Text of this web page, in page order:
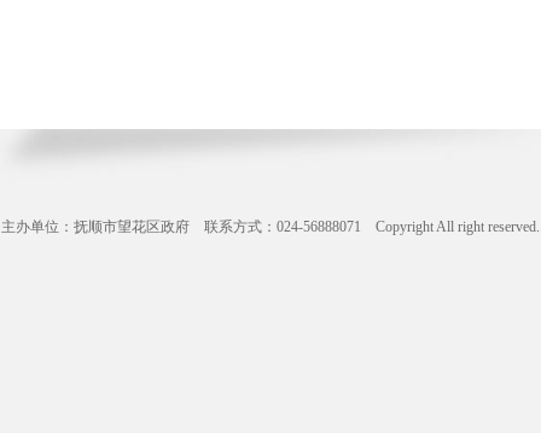
主办单位：抚顺市望花区政府 联系方式：024-56888071 Copyright All right